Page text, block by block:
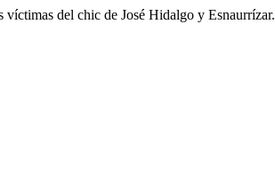
del chic de José Hidalgo y Esnaurrízar.